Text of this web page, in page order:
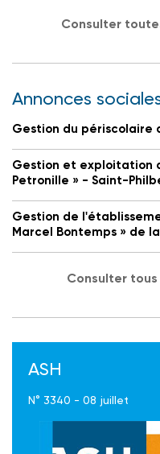
Consulter
Annonces
Gestion du périscolaire
Gestion et exploitation
Petronille » - Saint-
Gestion de
Marcel Bontemps » de
Consulter
ASH
N° 3340 - 08 juillet